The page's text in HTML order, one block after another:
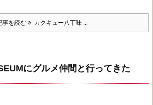
事を読む カクキュー八丁味 ...
にグルメ仲間と行ってきた